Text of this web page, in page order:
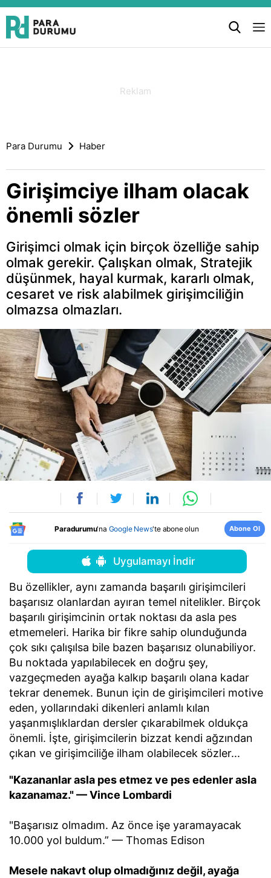
Para Durumu Haber
Girişimciye ilham olacak
önemli sözler
Girişimci olmak için birçok özelliğe sahip
olmak gerekir. Çalışkan olmak, Stratejik
düşünmek, hayal kurmak, kararlı olmak,
cesaret ve risk alabilmek girişimciliğin
olmazsa olmazları.
Paradurumu'na Google News'te abone olun Abone Ol
Uygulamayı İndir
Bu özellikler, aynı zamanda başarılı girişimcileri
başarısız olanlardan ayıran temel nitelikler. Birçok
başarılı girişimcinin ortak noktası da asla pes
etmemeleri. Harika bir fikre sahip olunduğunda
çok sıkı çalışılsa bile bazen başarısız olunabiliyor.
Bu noktada yapılabilecek en doğru şey,
vazgeçmeden ayağa kalkıp başarılı olana kadar
tekrar denemek. Bunun için de girişimcileri motive
eden, yollarındaki dikenleri anlamlı kılan
yaşanmışlıklardan dersler çıkarabilmek oldukça
önemli. İşte, girişimcilerin bizzat kendi ağzından
çıkan ve girişimciliğe ilham olabilecek sözler...
"Kazananlar asla pes etmez ve pes edenler asla
kazanamaz." — Vince Lombardi
"Başarısız olmadım. Az önce işe yaramayacak
10.000 yol buldum.” — Thomas Edison
Mesele nakavt olup olmadığınız değil, ayağa